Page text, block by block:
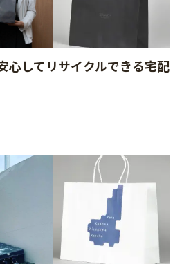
心してリサイクルできる宅配